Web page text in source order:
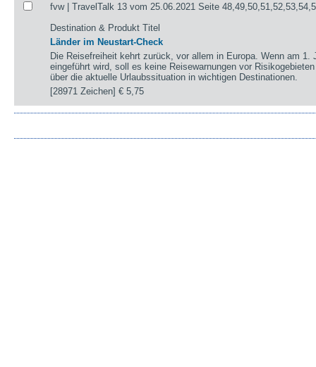
fvw | TravelTalk 13 vom 25.06.2021 Seite
Destination & Produkt Titel
Länder im Neustart-Check
Die Reisefreiheit kehrt zurück, vor allem in Europa. Wenn am 1.
eingeführt wird, soll es keine Reisewarnungen vor
über die aktuelle Urlaubssituation in wichtigen Destinationen.
[28971 Zeichen]€ 5,75